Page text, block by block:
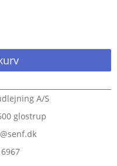
A/S
glostrup